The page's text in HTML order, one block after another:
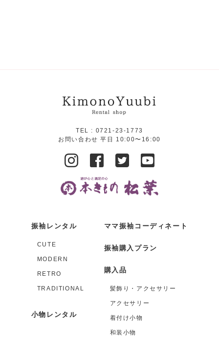
TEL : 0721-23-1773
お問い合わせ 平日 10:00〜16:00
振袖レンタル
CUTE
MODERN
RETRO
TRADITIONAL
小物レンタル
ママ振袖コーディネート
振袖購入プラン
購入品
髪飾り・アクセサリー
アクセサリー
着付け小物
和装小物